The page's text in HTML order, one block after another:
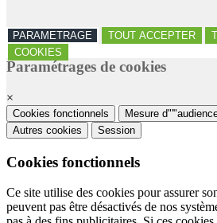
PARAMETRAGE TOUT ACCEPTER
COOKIES
Paramétrages de cookies
×
Cookies fonctionnels Mesure
Autres cookies
Session
Cookies fonctionnels
Ce site utilise des cookies pour assurer
peuvent pas être désactivés de nos